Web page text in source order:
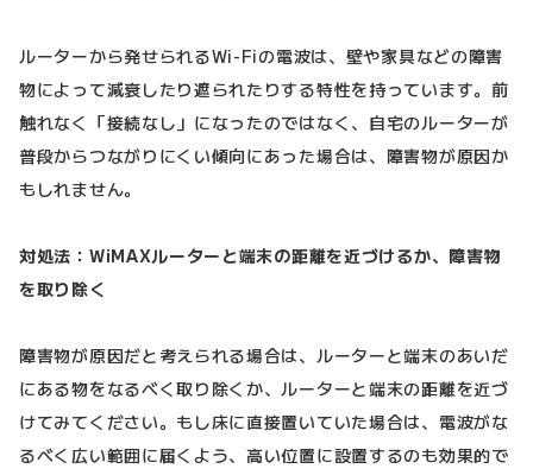
ルーターから発せられるWi-Fiの電波は、壁や家具などの障害
物によって減衰したり遮られたりする特性を持っています。前
触れなく「接続なし」になったのではなく、自宅のルーターが
普段からつながりにくい傾向にあった場合は、障害物が原因か
もしれません。
対処法：WiMAXルーターと端末の距離を近づけるか、障害物
を取り除く
障害物が原因だと考えられる場合は、ルーターと端末のあいだ
にある物をなるべく取り除くか、ルーターと端末の距離を近づ
けてみてください。もし床に直接置いていた場合は、電波がな
るべく広い範囲に届くよう、高い位置に設置するのも効果的で